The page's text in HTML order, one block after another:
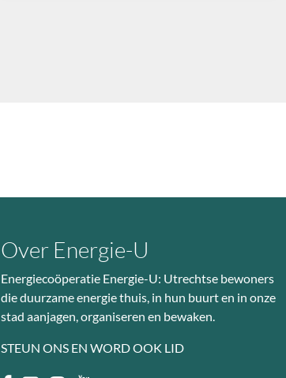
Over Energie-U
Energiecoöperatie Energie-U: Utrechtse bewoners
die duurzame energie thuis, in hun buurt en in onze
stad aanjagen, organiseren en bewaken.
STEUN ONS EN WORD OOK LID